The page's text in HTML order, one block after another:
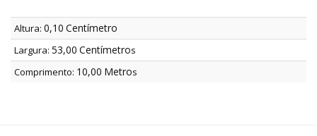
Altura: 0,10 Centímetro
Largura: 53,00 Centímetros
Comprimento: 10,00 Metros